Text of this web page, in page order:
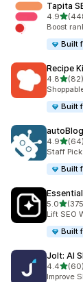
Tapita
4.9เต็ม 5
ทั้งหมด
Boost
Built
Recipe
4.8เต็ม 5
(82)
ทั้งหมด 82
Built
4.9เต็ม 5
(64)
ทั้งหมด 64
Staff Pick
Built
5.0เต็ม 5
ทั้งหมด
Lift SEO
Built
Jolt: AI
4.4เต็ม 5
(60)
ทั้งหมด 60
Improve